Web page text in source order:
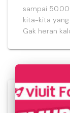
sampai
kita-kita yang
Gak heran